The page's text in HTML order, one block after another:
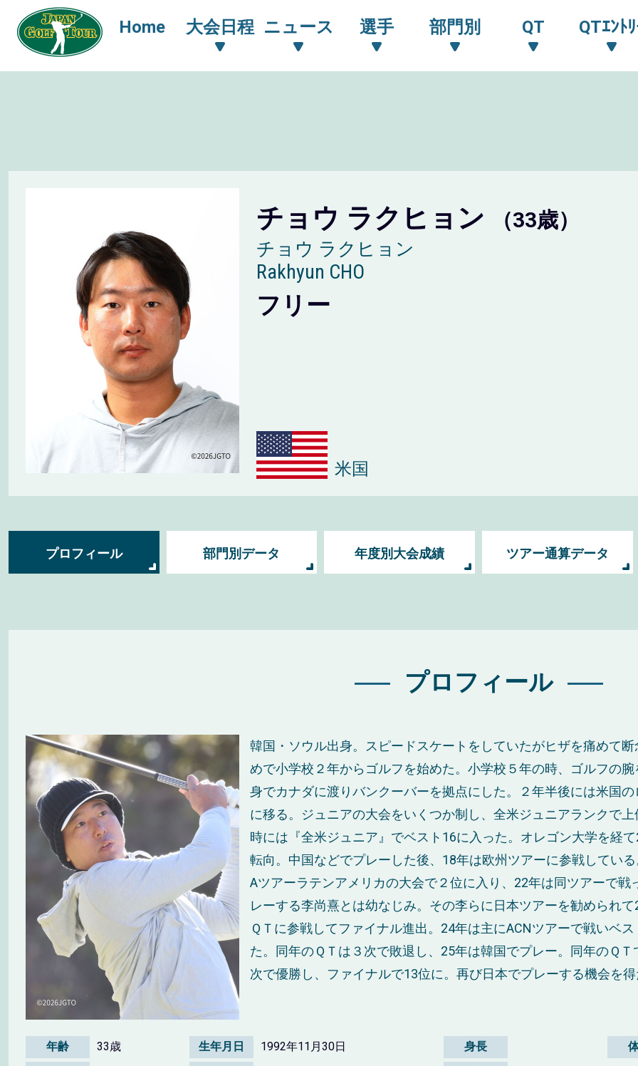
Home 大会日程 ニュース 選手 部門別 QT QTｴﾝﾄ
チョウ ラクヒョン （33歳）
チョウ ラクヒョン
Rakhyun CHO
フリー
米国
プロフィール 部門別データ 年度別大会成績 ツアー通算データ
プロフィール
韓国・ソウル出身。スピードスケートをしていたがヒザを痛めて
めで小学校２年からゴルフを始めた。小学校５年の時、ゴルフの
身でカナダに渡りバンクーバーを拠点にした。２年半後には米国の
に移る。ジュニアの大会をいくつか制し、全米ジュニアランクで
時には『全米ジュニア』でベスト16に入った。オレゴン大学を経
転向。中国などでプレーした後、18年は欧州ツアーに参戦している
Aツアーラテンアメリカの大会で２位に入り、22年は同ツアーで戦
レーする李尚熹とは幼なじみ。その李らに日本ツアーを勧められて
ＱＴに参戦してファイナル進出。24年は主にACNツアーで戦いベ
た。同年のＱＴは３次で敗退し、25年は韓国でプレー。同年のＱＴ
次で優勝し、ファイナルで13位に。再び日本でプレーする機会を得
年齢 33歳 生年月日 1992年11月30日 身長